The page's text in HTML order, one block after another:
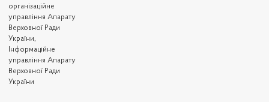
організаційне
управління Апарату
Верховної Ради
України,
Інформаційне
управління Апарату
Верховної Ради
України